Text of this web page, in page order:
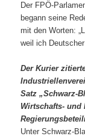
Der FPÖ-
begann seine
mit den Worten:
weil ich Deutscher
Der Kurier
Satz „Schwarz-
Wirtschafts- und
Unter Schwarz-